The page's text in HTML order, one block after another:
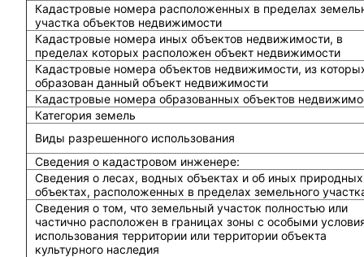
Кадастровые номера расположенных в пределах
участка объектов недвижимости
Кадастровые номера иных объектов недвижимости, в
пределах которых расположен объект недвижимости
Кадастровые номера объектов недвижимости, из
образован данный объект недвижимости
Кадастровые номера образованных объектов
Категория земель
Виды разрешенного использования
Сведения о кадастровом инженере:
Cведения о лесах, водных объектах и об иных природных
объектах, расположенных в пределах земельного
Сведения о том, что земельный участок полностью или
частично расположен в границах зоны с особыми
использования территории или территории объекта
культурного наследия